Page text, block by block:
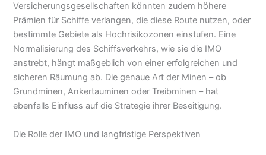
Versicherungsgesellschaften könnten zudem höhere
Prämien für Schiffe verlangen, die diese Route nutzen, oder
bestimmte Gebiete als Hochrisikozonen einstufen. Eine
Normalisierung des Schiffsverkehrs, wie sie die IMO
anstrebt, hängt maßgeblich von einer erfolgreichen und
sicheren Räumung ab. Die genaue Art der Minen – ob
Grundminen, Ankertauminen oder Treibminen – hat
ebenfalls Einfluss auf die Strategie ihrer Beseitigung.
Die Rolle der IMO und langfristige Perspektiven